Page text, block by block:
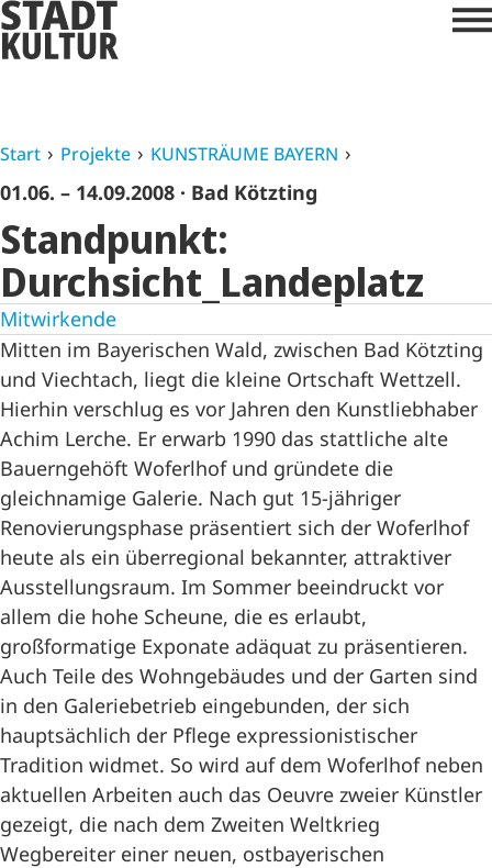
Start Projekte KUNSTRÄUME BAYERN
01.06. – 14.09.2008 · Bad Kötzting
Standpunkt:
Durchsicht_Landeplatz
Mitwirkende
Mitten im Bayerischen Wald, zwischen Bad Kötzting
und Viechtach, liegt die kleine Ortschaft Wettzell.
Hierhin verschlug es vor Jahren den Kunstliebhaber
Achim Lerche. Er erwarb 1990 das stattliche alte
Bauerngehöft Woferlhof und gründete die
gleichnamige Galerie. Nach gut 15-jähriger
Renovierungsphase präsentiert sich der Woferlhof
heute als ein überregional bekannter, attraktiver
Ausstellungsraum. Im Sommer beeindruckt vor
allem die hohe Scheune, die es erlaubt,
großformatige Exponate adäquat zu präsentieren.
Auch Teile des Wohngebäudes und der Garten sind
in den Galeriebetrieb eingebunden, der sich
hauptsächlich der Pflege expressionistischer
Tradition widmet. So wird auf dem Woferlhof neben
aktuellen Arbeiten auch das Oeuvre zweier Künstler
gezeigt, die nach dem Zweiten Weltkrieg
Wegbereiter einer neuen, ostbayerischen